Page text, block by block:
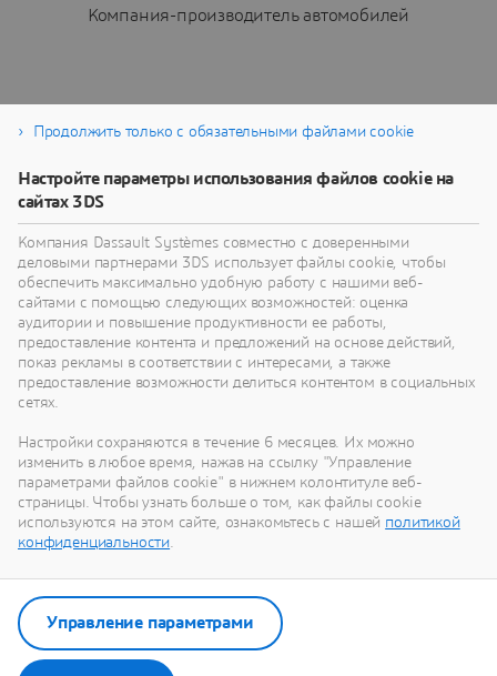
Компания-производитель автомобилей
SUPPORT
Welcome to Dassault
Systèmes Customer Success
We're committed to empowering your
journey with 3DEXPERIENCE solutions.
Learn more
Продолжить только с обязательными файлами cookie
Настройте параметры использования файлов cookie на
сайтах 3DS
Компания Dassault Systèmes совместно с доверенными
деловыми партнерами 3DS использует файлы cookie, чтобы
обеспечить максимально удобную работу с нашими веб-
сайтами с помощью следующих возможностей: оценка
аудитории и повышение продуктивности ее работы,
предоставление контента и предложений на основе действий,
показ рекламы в соответствии с интересами, а также
предоставление возможности делиться контентом в социальных
сетях.
Настройки сохраняются в течение 6 месяцев. Их можно
изменить в любое время, нажав на ссылку "Управление
параметрами файлов cookie" в нижнем колонтитуле веб-
страницы. Чтобы узнать больше о том, как файлы cookie
используются на этом сайте, ознакомьтесь с нашей политикой
конфиденциальности.
Управление параметрами